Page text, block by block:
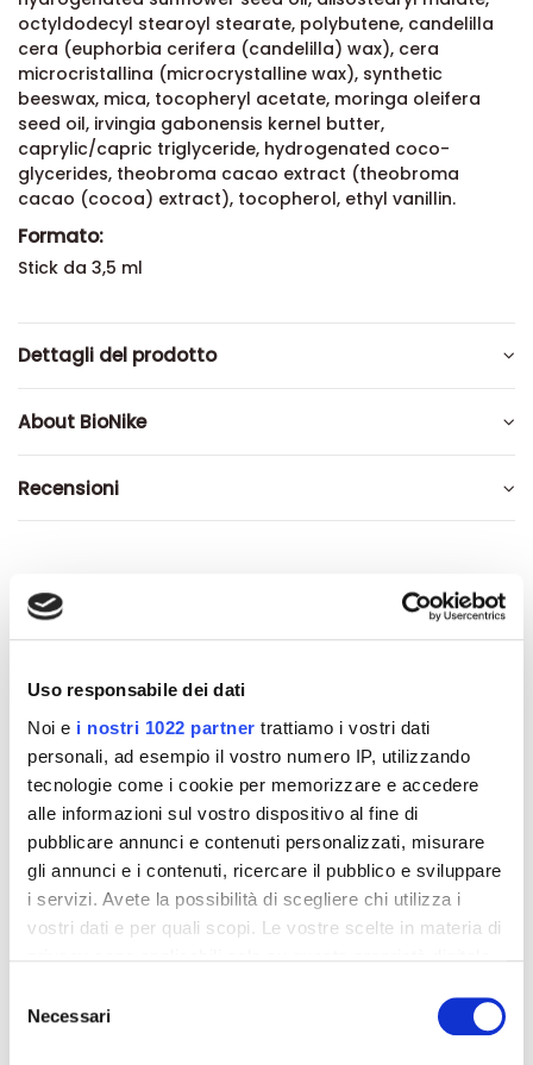
Uso responsabile dei dati
Noi e i nostri 1022 partner trattiamo i vostri dati
personali, ad esempio il vostro numero IP, utilizzando
tecnologie come i cookie per memorizzare e accedere
alle informazioni sul vostro dispositivo al fine di
pubblicare annunci e contenuti personalizzati, misurare
gli annunci e i contenuti, ricercare il pubblico e sviluppare
i servizi. Avete la possibilità di scegliere chi utilizza i
vostri dati e per quali scopi. Le vostre scelte in materia di
modificare o revocare il proprio consenso in qualsiasi
momento dalla Dichiarazione sui cookie o facendo clic
delNecessari
octyldodecyl stearoyl stearate, polybutene, candelilla
cera (euphorbia cerifera (candelilla) wax), cera
microcristallina (microcrystalline wax), synthetic
beeswax, mica, tocopheryl acetate, moringa oleifera
seed oil, irvingia gabonensis kernel butter,
caprylic/capric triglyceride, hydrogenated coco-
glycerides, theobroma cacao extract (theobroma
cacao (cocoa) extract), tocopherol, ethyl vanillin.
Formato:
Stick da 3,5 ml
Dettagli del prodotto
About BioNike
Recensioni
Altri prodotti che potrebbero
-42% -42%